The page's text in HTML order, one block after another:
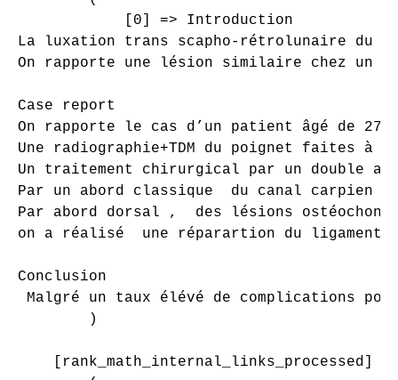
            [0] => Introduction
La luxation trans scapho-rétrolunaire du
On rapporte une lésion similaire chez un
Case report
On rapporte le cas d’un patient âgé de
Une radiographie+TDM du poignet faites
Un traitement chirurgical par un double
Par un abord classique  du canal carpien
Par abord dorsal ,  des lésions
on a réalisé  une réparartion du ligament
Conclusion
Malgré un taux élévé de complications
        )
[rank_math_internal_links_processed]